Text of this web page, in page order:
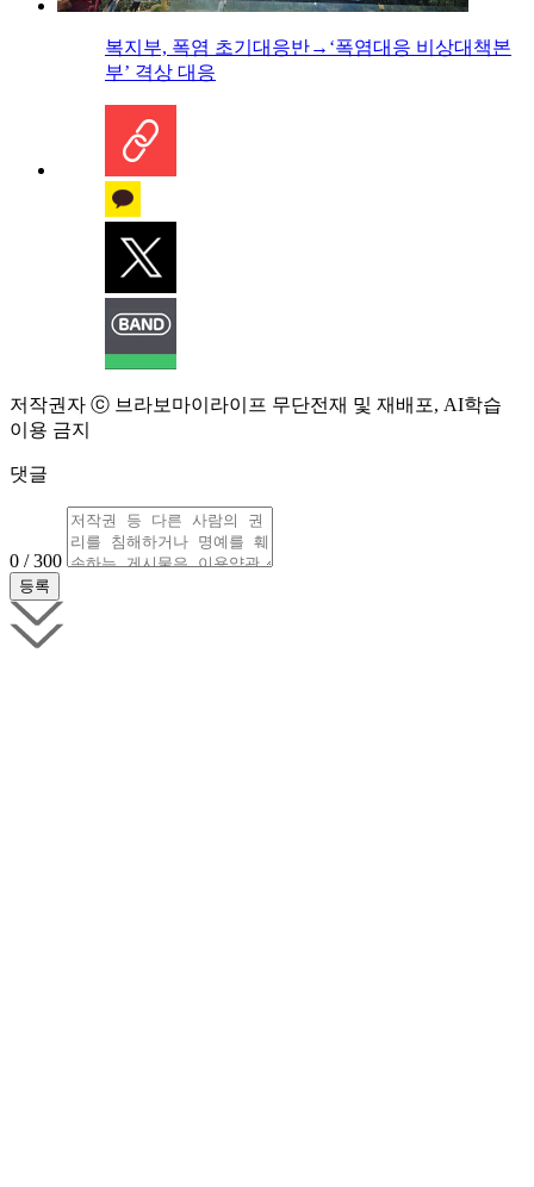
복지부, 폭염 초기대응반→‘폭염대응 비상대책본
부’ 격상 대응
저작권자 ⓒ 브라보마이라이프 무단전재 및 재배포, AI학습
이용 금지
댓글
0 / 300